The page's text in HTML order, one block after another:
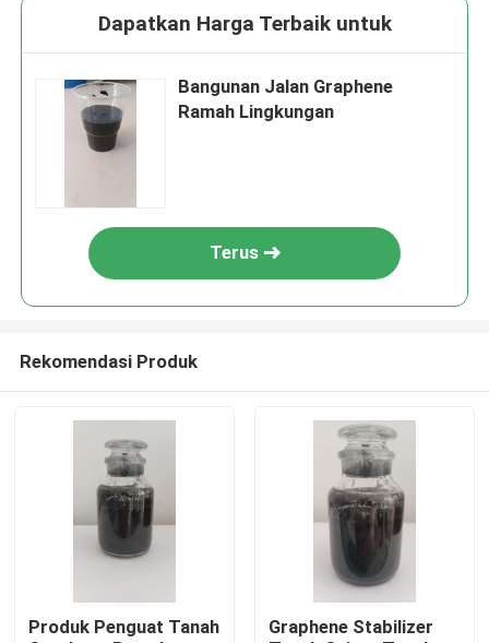
Dapatkan Harga Terbaik untuk
Bangunan Jalan Graphene
Ramah Lingkungan
Terus
Rekomendasi Produk
Produk Penguat Tanah
Graphene Stabilizer